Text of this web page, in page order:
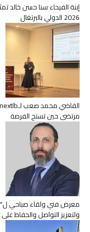
2026 الدولي بالبرتغال
مرتضى حين تسنح الفرصة
معرض فني ولقاء صباحي
ولتعزيز التواصل والحفاظ على